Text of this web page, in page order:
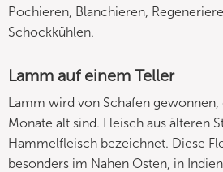
Pochieren, Blanchieren,
Schockkühlen.
Lamm auf einem Teller
Lamm wird von Schafen gewonnen,
Monate alt sind. Fleisch aus älteren
Hammelfleisch bezeichnet. Diese
besonders im Nahen Osten, in